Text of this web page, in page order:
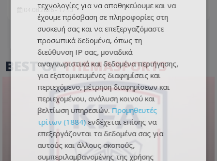
04.08.2026 - 17:13
BEST OFTHEMASPORTS
τεχνολογίες για να αποθηκεύουμε και να
έχουμε πρόσβαση σε πληροφορίες στη
συσκευή σας και να επεξεργαζόμαστε
προσωπικά δεδομένα, όπως τη
διεύθυνση IP σας, μοναδικά
αναγνωριστικά και δεδομένα περιήγησης,
για εξατομικευμένες διαφημίσεις και
περιεχόμενο, μέτρηση διαφημίσεων και
περιεχομένου, ανάλυση κοινού και
βελτίωση υπηρεσιών.Προμηθευτές
τρίτων (1884) ενδέχεται επίσης να
επεξεργάζονται τα δεδομένα σας για
αυτούς και άλλους σκοπούς,
συμπεριλαμβανομένης της χρήσης